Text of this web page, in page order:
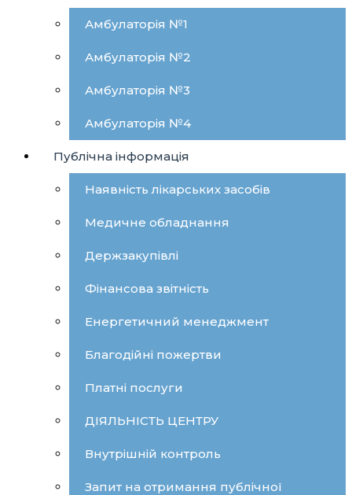
Амбулаторія №1
Амбулаторія №2
Амбулаторія №3
Амбулаторія №4
Публічна інформація
Наявність лікарських засобів
Медичне обладнання
Держзакупівлі
Фінансова звітність
Енергетичний менеджмент
Благодійні пожертви
Платні послуги
ДІЯЛЬНІСТЬ ЦЕНТРУ
Внутрішній контроль
Запит на отримання публічної